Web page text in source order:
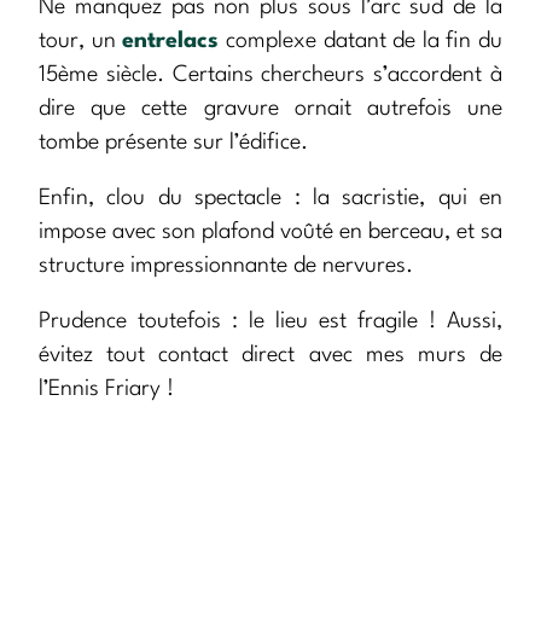
Ne manquez pas non plus sous l’arc sud de la
tour, unentrelacs complexe datant de la fin du
15ème siècle. Certains chercheurs s’accordent à
dire que cette gravure ornait autrefois une
tombe présente sur l’édifice.
Enfin, clou du spectacle : la sacristie, qui en
impose avec son plafond voûté en berceau, et sa
structure impressionnante de nervures.
Prudence toutefois : le lieu est fragile ! Aussi,
évitez tout contact direct avec mes murs de
l’Ennis Friary !